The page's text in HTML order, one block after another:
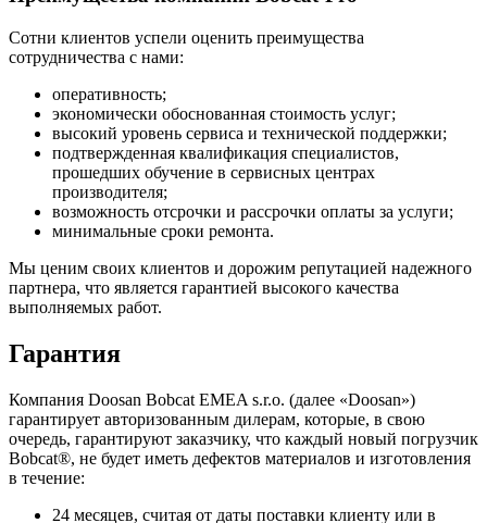
Сотни клиентов успели оценить преимущества
сотрудничества с нами:
оперативность;
экономически обоснованная стоимость услуг;
высокий уровень сервиса и технической поддержки;
подтвержденная квалификация специалистов,
прошедших обучение в сервисных центрах
производителя;
возможность отсрочки и рассрочки оплаты за услуги;
минимальные сроки ремонта.
Мы ценим своих клиентов и дорожим репутацией надежного
партнера, что является гарантией высокого качества
выполняемых работ.
Гарантия
Компания Doosan Bobcat EMEA s.r.o. (далее «Doosan»)
гарантирует авторизованным дилерам, которые, в свою
очередь, гарантируют заказчику, что каждый новый погрузчик
Bobcat®, не будет иметь дефектов материалов и изготовления
в течение:
24 месяцев, считая от даты поставки клиенту или в